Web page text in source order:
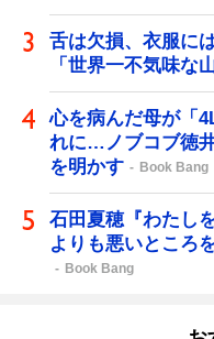
舌は欠損、衣服に
「世界一不気味な
心を病んだ母が「
れに…ノブコブ徳
を明かす
Book Bang
石田夏穂『わたし
よりも悪いところ
Book Bang